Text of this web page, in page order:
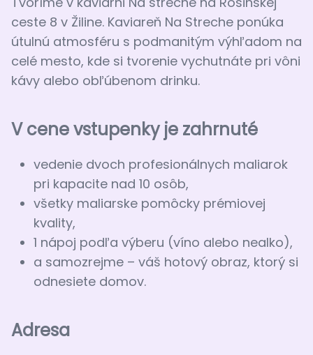
ceste 8 v Žiline. Kaviareň Na Streche ponúka
útulnú atmosféru s podmanitým výhľadom na
celé mesto, kde si tvorenie vychutnáte pri vôni
kávy alebo obľúbenom drinku.
V cene vstupenky je zahrnuté
vedenie dvoch profesionálnych maliarok
pri kapacite nad 10 osôb,
všetky maliarske pomôcky prémiovej
kvality,
1 nápoj podľa výberu (víno alebo nealko),
a samozrejme – váš hotový obraz, ktorý si
odnesiete domov.
Adresa